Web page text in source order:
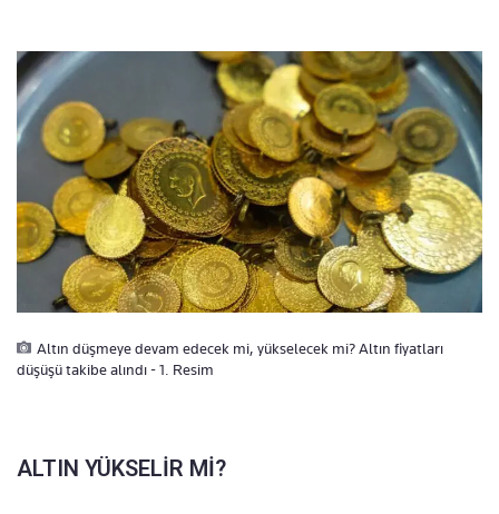
Altın düşmeye devam edecek mi, yükselecek mi? Altın fiyatları
düşüşü takibe alındı - 1. Resim
ALTIN YÜKSELİR Mİ?